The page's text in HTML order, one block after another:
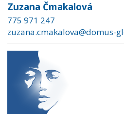
Zuzana Čmakalová
775 971 247
zuzana.cmakalova@domus-